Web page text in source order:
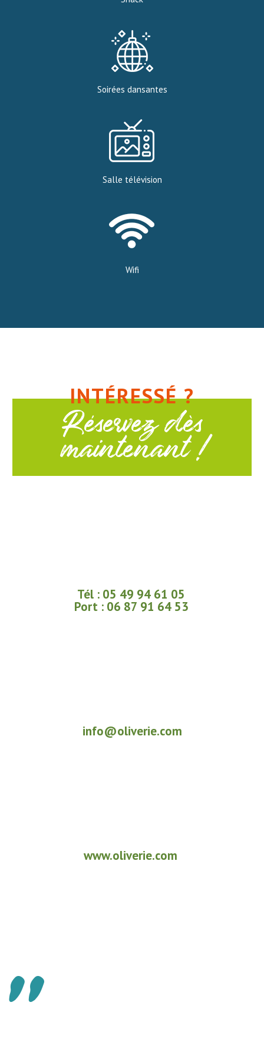
Soirées dansantes
Salle télévision
Wifi
INTÉRESSÉ ?
Réservez dès
maintenant !
Tél : 05 49 94 61 05
Port : 06 87 91 64 53
info@oliverie.com
www.oliverie.com